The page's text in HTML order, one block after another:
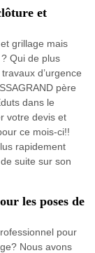
et
grillage mais
Qui de plus
d’urgence
père
dans le
votre devis et
ce mois-ci!!
rapidement
suite sur son
les poses de
pour
Nous avons